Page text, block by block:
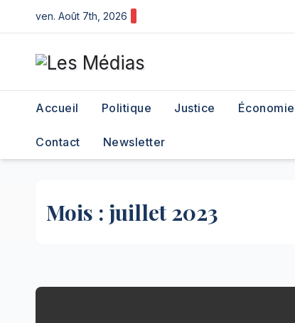
to
content
ven. Août 7th, 2026
Accueil Politique Justice Économie
Contact Newsletter
Mois : juillet 2023